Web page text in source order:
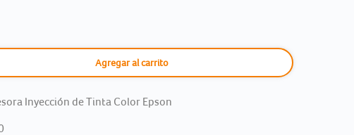
Agregar al carrito
Inyección de Tinta Color Epson